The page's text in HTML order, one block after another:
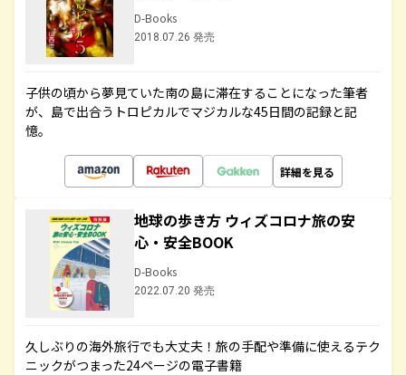
D-Books
2018.07.26 発売
子供の頃から夢見ていた南の島に滞在することになった筆者
が、島で出合うトロピカルでマジカルな45日間の記録と記
憶。
詳細を見る
地球の歩き方 ウィズコロナ旅の安
心・安全BOOK
D-Books
2022.07.20 発売
久しぶりの海外旅行でも大丈夫！旅の手配や準備に使えるテク
ニックがつまった24ページの電子書籍